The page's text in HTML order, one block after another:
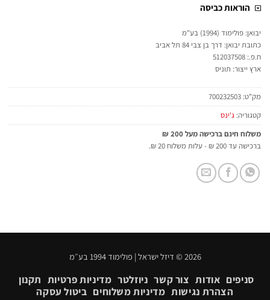
הוראות כביסה
יבואן: פולימוד (1994) בע"מ
כתובת יבואן: דרך בן צבי 84 תל אביב
ח.פ.: 512037508
ארץ ייצור: תוניס
מק"ט: 700232503
קטגוריה: ג'ינס
משלוח חינם ברכישה מעל 200 ₪
ברכישה עד 200 ₪ - עלות משלוח 20 ₪.
2026 © דיזל ישראל | פולימוד 1994 בע״מ
סניפים אודות צור קשר ניוזלטר מדיניות פרטיות תקנון
הצהרת נגישות מדיניות משלוחים ביטול עסקה